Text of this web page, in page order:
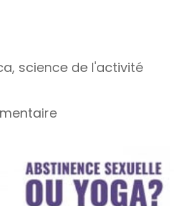
, science de l'activité